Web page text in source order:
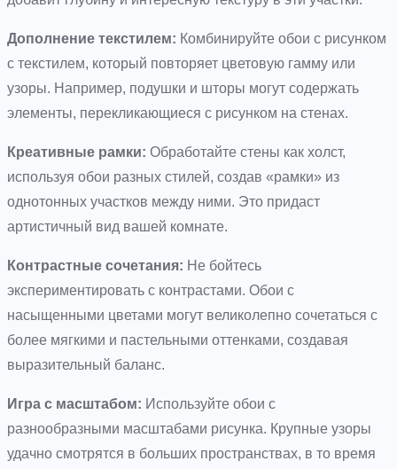
Дополнение текстилем: Комбинируйте обои с рисунком
с текстилем, который повторяет цветовую гамму или
узоры. Например, подушки и шторы могут содержать
элементы, перекликающиеся с рисунком на стенах.
Креативные рамки: Обработайте стены как холст,
используя обои разных стилей, создав «рамки» из
однотонных участков между ними. Это придаст
артистичный вид вашей комнате.
Контрастные сочетания: Не бойтесь
экспериментировать с контрастами. Обои с
насыщенными цветами могут великолепно сочетаться с
более мягкими и пастельными оттенками, создавая
выразительный баланс.
Игра с масштабом: Используйте обои с
разнообразными масштабами рисунка. Крупные узоры
удачно смотрятся в больших пространствах, в то время